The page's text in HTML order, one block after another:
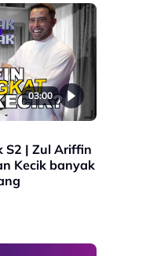
03:00
S2 | Zul Ariffin
Kecik banyak